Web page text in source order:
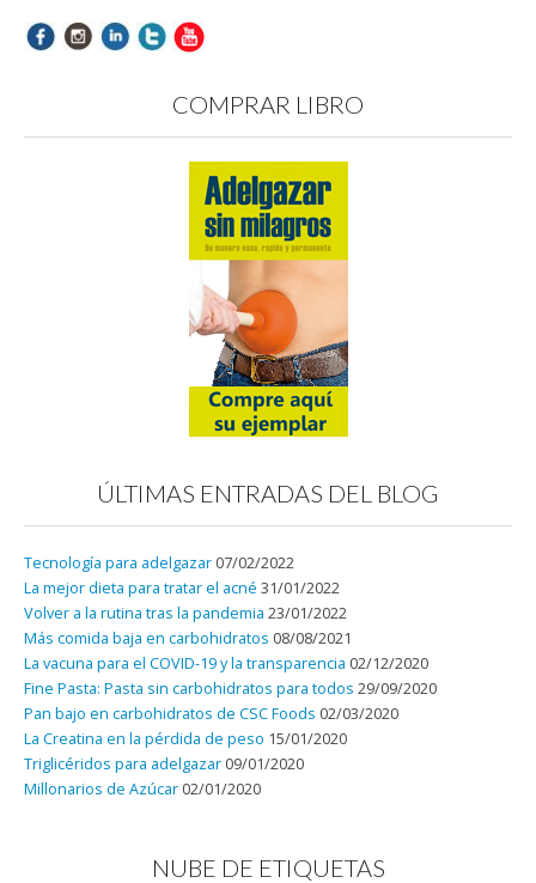
COMPRAR LIBRO
ÚLTIMAS ENTRADAS DEL BLOG
Tecnología para adelgazar 07/02/2022
La mejor dieta para tratar el acné 31/01/2022
Volver a la rutina tras la pandemia 23/01/2022
Más comida baja en carbohidratos 08/08/2021
La vacuna para el COVID-19 y la transparencia 02/12/2020
Fine Pasta: Pasta sin carbohidratos para todos 29/09/2020
Pan bajo en carbohidratos de CSC Foods 02/03/2020
La Creatina en la pérdida de peso 15/01/2020
Triglicéridos para adelgazar 09/01/2020
Millonarios de Azúcar 02/01/2020
NUBE DE ETIQUETAS